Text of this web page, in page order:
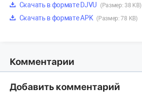
Скачать в формате DJVU (Размер: 38 KB)
Скачать в формате APK (Размер: 78 KB)
Комментарии
Добавить комментарий